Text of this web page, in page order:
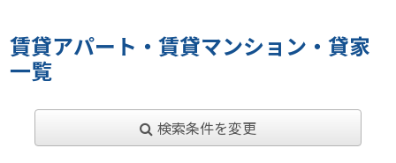
賃貸アパート・賃貸マンション・貸家
一覧
検索条件を変更